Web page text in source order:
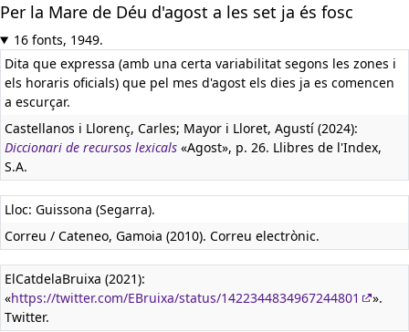
Per la Mare de Déu d'agost a les set ja és fosc
16 fonts, 1949.
Dita que expressa (amb una certa variabilitat segons les zones i
els horaris oficials) que pel mes d'agost els dies ja es comencen
a escurçar.
Castellanos i Llorenç, Carles; Mayor i Lloret, Agustí (2024):
Diccionari de recursos lexicals «Agost», p. 26. Llibres de l'Index,
S.A.
Lloc: Guissona (Segarra).
Correu / Cateneo, Gamoia (2010). Correu electrònic.
ElCatdelaBruixa (2021):
«https://twitter.com/EBruixa/status/1422344834967244801
».
Twitter.